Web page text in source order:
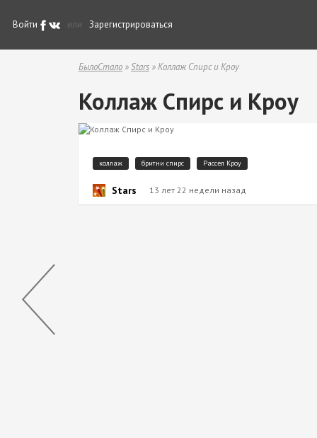
Войти или Зарегистрироваться
БылоСтало »Stars » Коллаж Спирс и Кроу
Коллаж Спирс и Кроу
коллаж бритни спирс Рассел Кроу
Stars 13 лет 22 недели назад